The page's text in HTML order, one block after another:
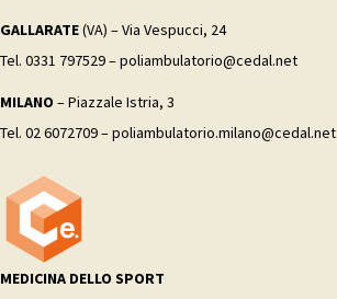
GALLARATE(VA) – Via Vespucci, 24
Tel. 0331 797529 – poliambulatorio@cedal.net
MILANO – Piazzale Istria, 3
Tel. 02 6072709 – poliambulatorio.milano@cedal.net
MEDICINA DELLO SPORT